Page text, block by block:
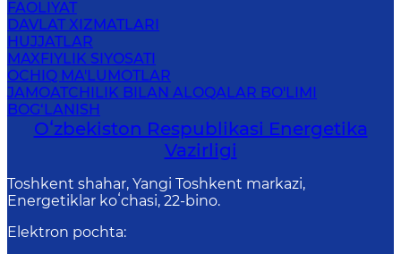
FAOLIYAT
DAVLAT XIZMATLARI
HUJJATLAR
MAXFIYLIK SIYOSATI
OCHIQ MA'LUMOTLAR
JAMOATCHILIK BILAN ALOQALAR BO'LIMI
BOG‘LANISH
Oʻzbekiston Respublikasi Energetika
Vazirligi
Toshkent shahar, Yangi Toshkent markazi,
Energetiklar koʻchasi, 22-bino.
Elektron pochta: